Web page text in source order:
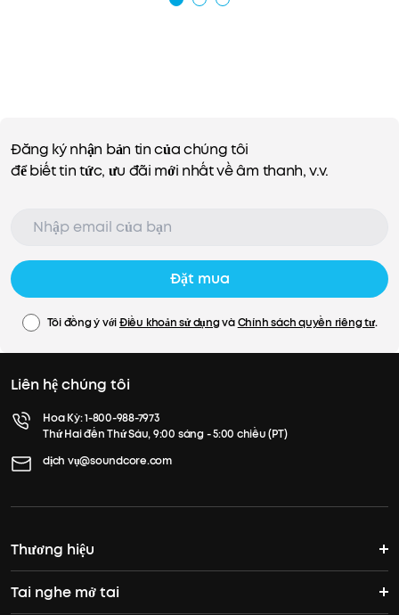
Đăng ký nhận bản tin của chúng tôi
để biết tin tức, ưu đãi mới nhất về âm thanh, v.v.
Đặt mua
Tôi đồng ý vớiĐiều khoản sử dụngvàChính sách quyền riêng tư.
Liên hệ chúng tôi
Hoa Kỳ:1-800-988-7973
Thứ Hai đến Thứ Sáu, 9:00 sáng - 5:00 chiều (PT)
dịch vụ@soundcore.com
Thương hiệu
Câu chuyện của soundcore
Tai nghe mở tai